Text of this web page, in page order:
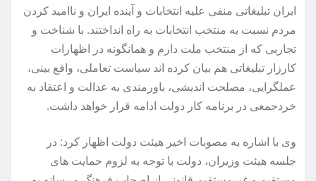
ایران تبلیغاتی منفی علیه انتخابات و آینده ایران و ناامید کردن
مردم نسبت به منتخب انتخابات به راه انداختند. با شناخت و
تجاربی که از منتخب ملت دارم و همانگونه در اظهارات
کارزار تبلیغاتی هم بیان کرده اند سیاست تعاملی، واقع بینی،
عملگرایی، مصلحت اندیشی، باورمندی به عدالت و اعتقاد به
خردجمعی در برنامه کار دولت ادامه قرار خواهد داشت.
وی با اشاره به مصوبات اخیر هیئت دولت اظهار کرد: در
جلسه هیئت وزیران، دولت با توجه به لزوم حمایت های